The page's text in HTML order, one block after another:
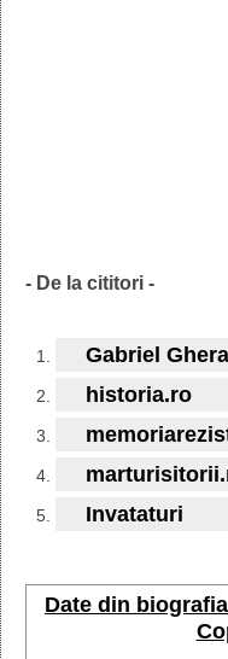
- De la cititori -
Gabriel
historia.ro
Invataturi
Date din